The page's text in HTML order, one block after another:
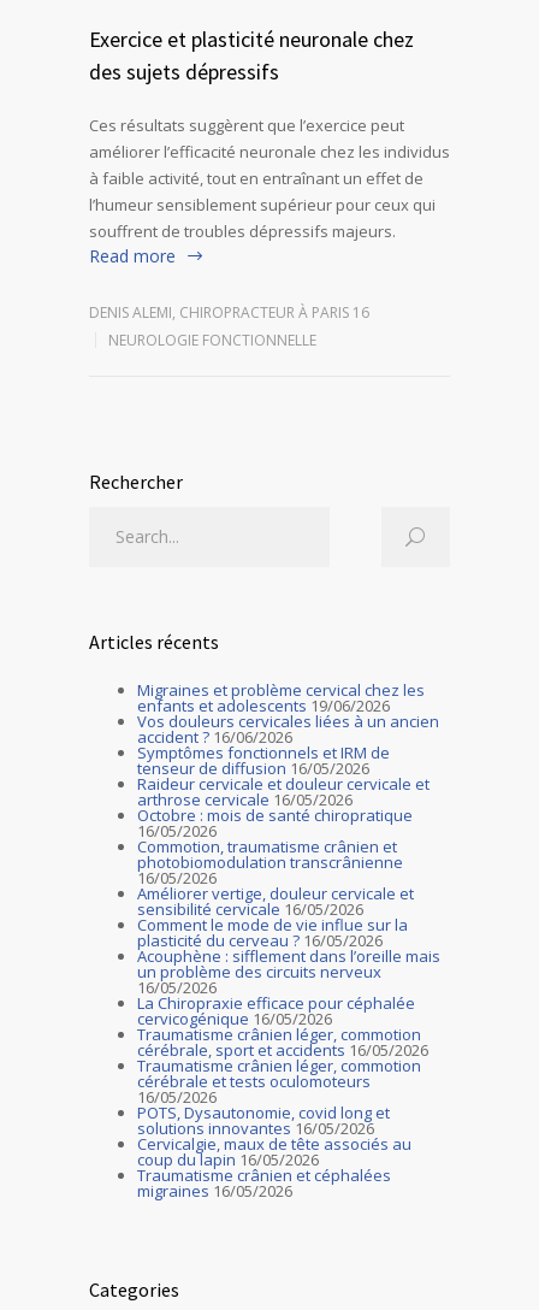
Exercice et plasticité neuronale chez
des sujets dépressifs
Ces résultats suggèrent que l’exercice peut
améliorer l’efficacité neuronale chez les individus
à faible activité, tout en entraînant un effet de
l’humeur sensiblement supérieur pour ceux qui
souffrent de troubles dépressifs majeurs.
Read more
DENIS ALEMI, CHIROPRACTEUR À PARIS 16
NEUROLOGIE FONCTIONNELLE
Rechercher
Articles récents
Migraines et problème cervical chez les
enfants et adolescents 19/06/2026
Vos douleurs cervicales liées à un ancien
accident ? 16/06/2026
Symptômes fonctionnels et IRM de
tenseur de diffusion 16/05/2026
Raideur cervicale et douleur cervicale et
arthrose cervicale 16/05/2026
Octobre : mois de santé chiropratique
16/05/2026
Commotion, traumatisme crânien et
photobiomodulation transcrânienne
16/05/2026
Améliorer vertige, douleur cervicale et
sensibilité cervicale 16/05/2026
Comment le mode de vie influe sur la
plasticité du cerveau ? 16/05/2026
Acouphène : sifflement dans l’oreille mais
un problème des circuits nerveux
16/05/2026
La Chiropraxie efficace pour céphalée
cervicogénique 16/05/2026
Traumatisme crânien léger, commotion
cérébrale, sport et accidents 16/05/2026
Traumatisme crânien léger, commotion
cérébrale et tests oculomoteurs
16/05/2026
POTS, Dysautonomie, covid long et
solutions innovantes 16/05/2026
Cervicalgie, maux de tête associés au
coup du lapin 16/05/2026
Traumatisme crânien et céphalées
migraines 16/05/2026
Categories